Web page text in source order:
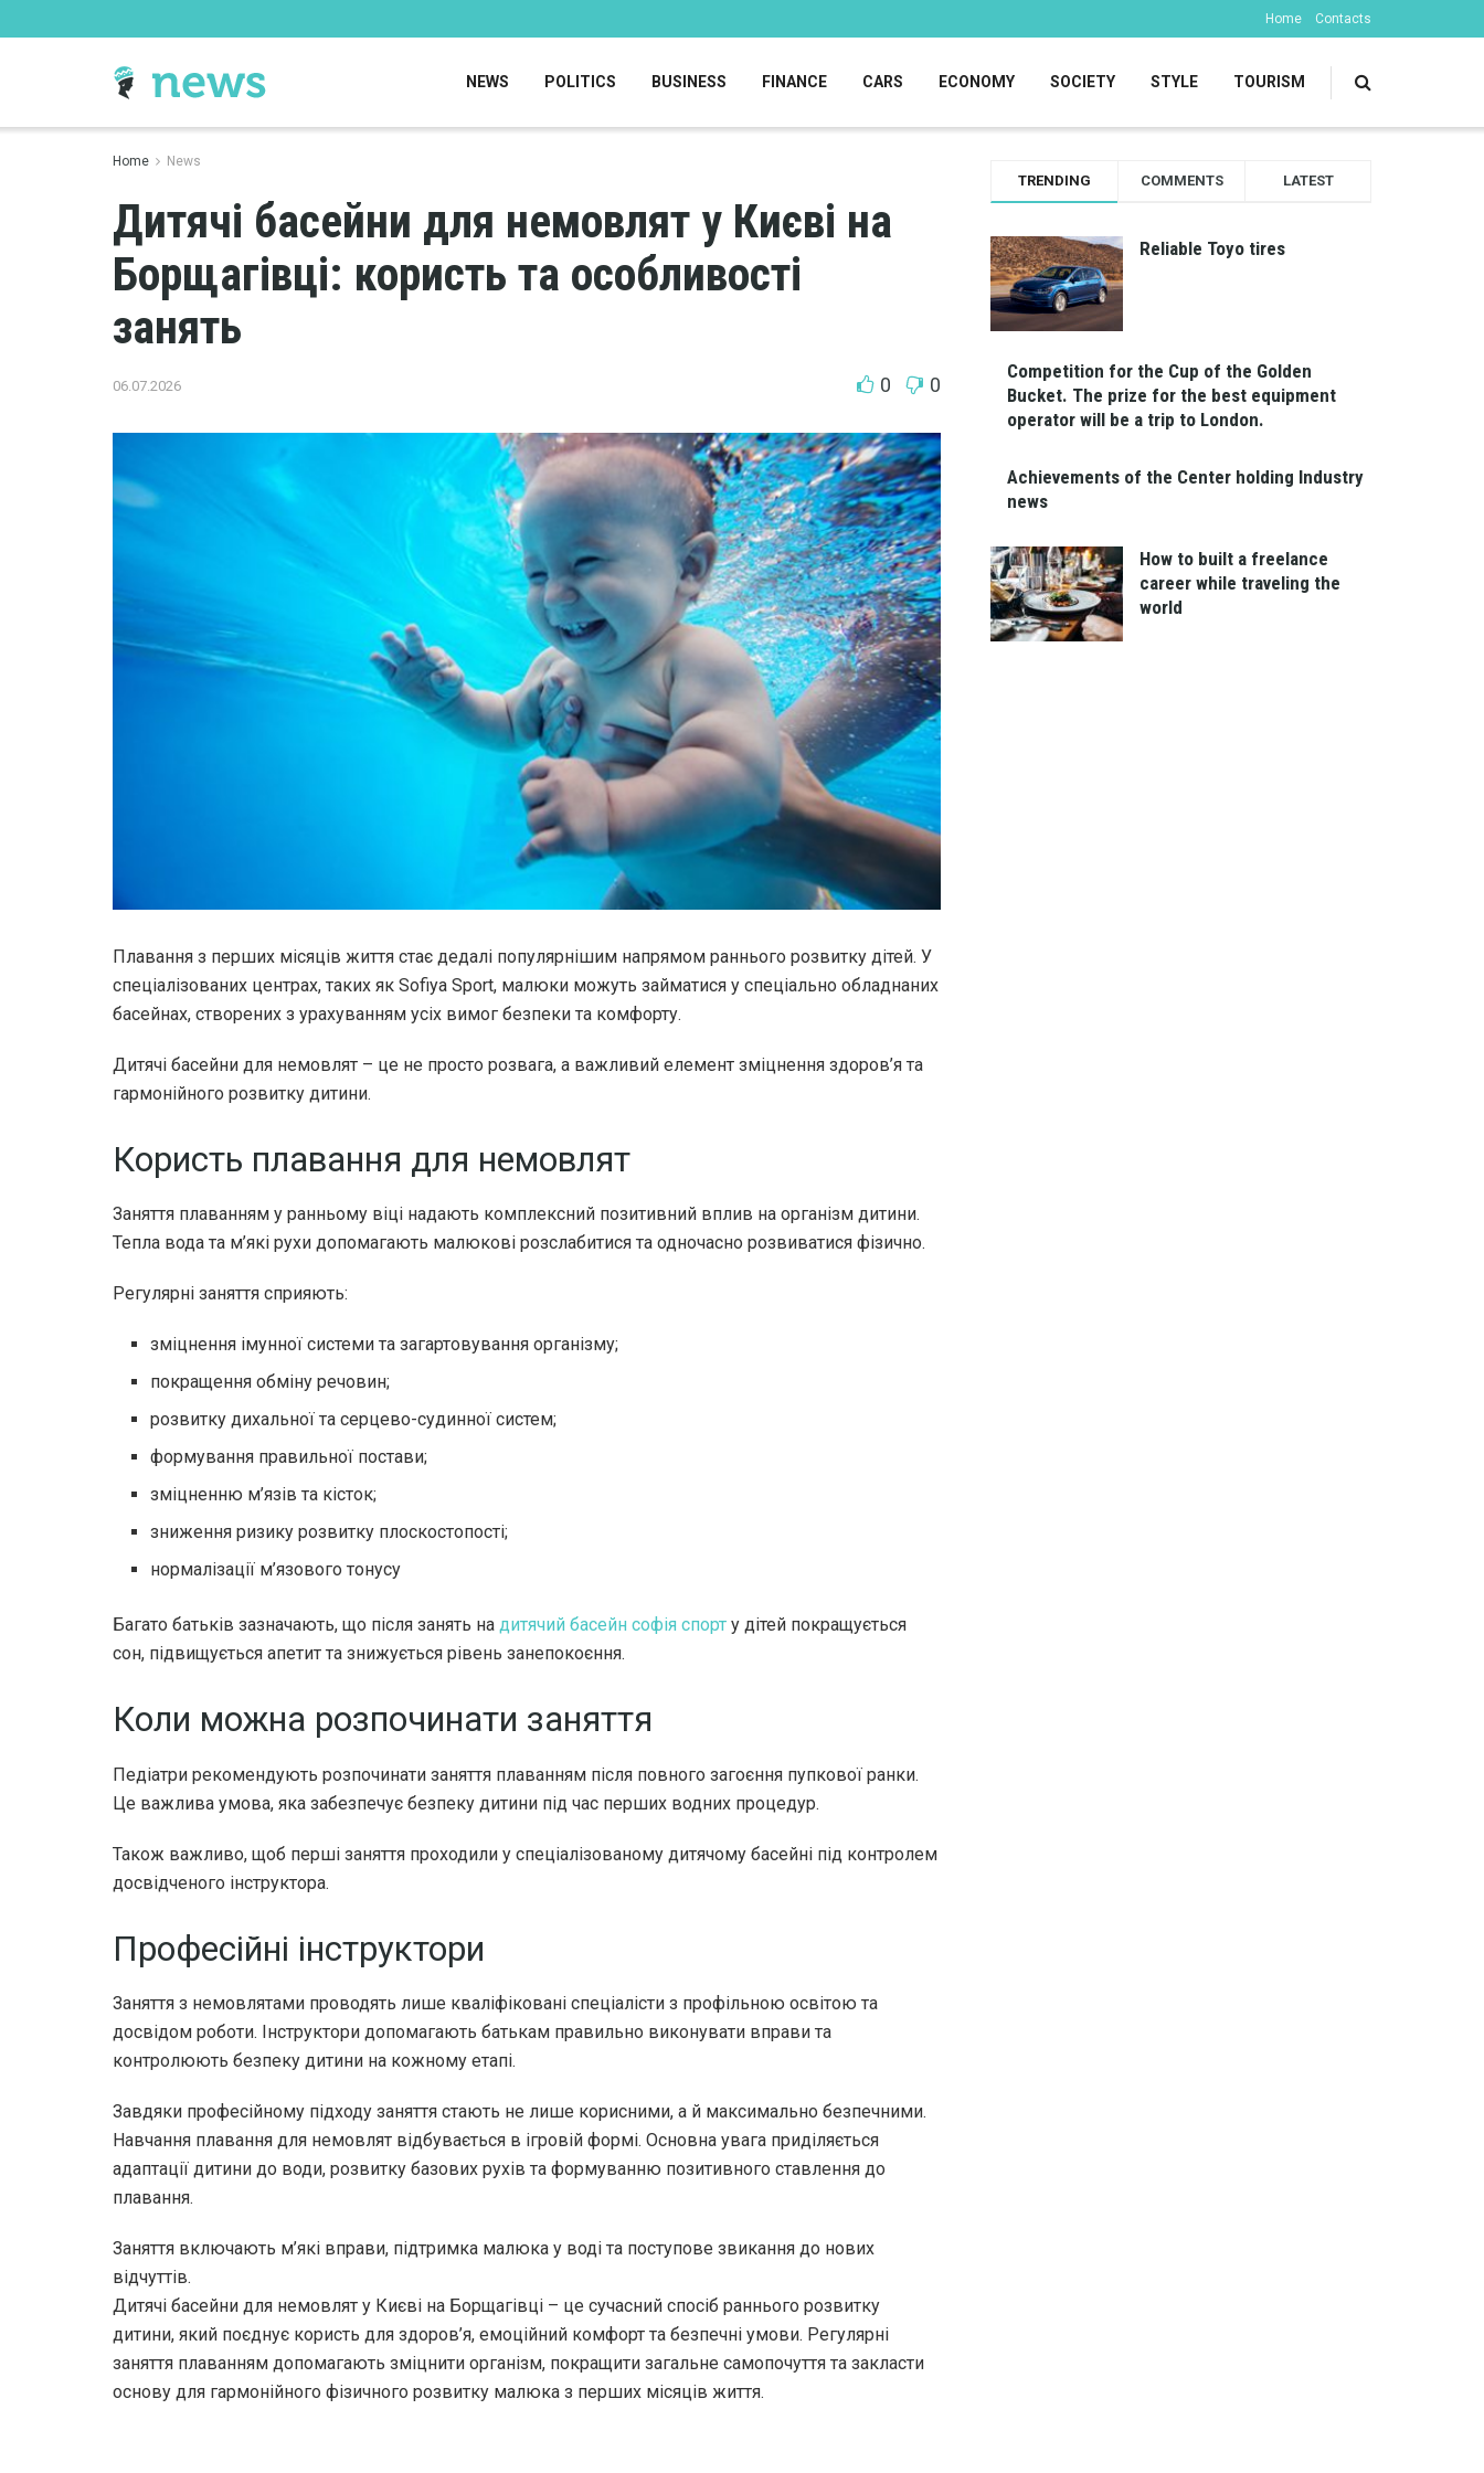
Home Contacts
NEWS POLITICS BUSINESS FINANCE CARS ECONOMY SOCIETY STYLE TOURISM
Home News
Дитячі басейни для немовлят у Києві на
Борщагівці: користь та особливості
занять
06.07.2026 0 0
Плавання з перших місяців життя стає дедалі популярнішим напрямом раннього розвитку дітей. У
спеціалізованих центрах, таких як Sofiya Sport, малюки можуть займатися у спеціально обладнаних
басейнах, створених з урахуванням усіх вимог безпеки та комфорту.
Дитячі басейни для немовлят – це не просто розвага, а важливий елемент зміцнення здоров’я та
гармонійного розвитку дитини.
Користь плавання для немовлят
Заняття плаванням у ранньому віці надають комплексний позитивний вплив на організм дитини.
Тепла вода та м’які рухи допомагають малюкові розслабитися та одночасно розвиватися фізично.
Регулярні заняття сприяють:
зміцнення імунної системи та загартовування організму;
покращення обміну речовин;
розвитку дихальної та серцево-судинної систем;
формування правильної постави;
зміцненню м’язів та кісток;
зниження ризику розвитку плоскостопості;
нормалізації м’язового тонусу
Багато батьків зазначають, що після занять на дитячий басейн софія спорт у дітей покращується
сон, підвищується апетит та знижується рівень занепокоєння.
Коли можна розпочинати заняття
Педіатри рекомендують розпочинати заняття плаванням після повного загоєння пупкової ранки.
Це важлива умова, яка забезпечує безпеку дитини під час перших водних процедур.
Також важливо, щоб перші заняття проходили у спеціалізованому дитячому басейні під контролем
досвідченого інструктора.
Професійні інструктори
Заняття з немовлятами проводять лише кваліфіковані спеціалісти з профільною освітою та
досвідом роботи. Інструктори допомагають батькам правильно виконувати вправи та
контролюють безпеку дитини на кожному етапі.
Завдяки професійному підходу заняття стають не лише корисними, а й максимально безпечними.
Навчання плавання для немовлят відбувається в ігровій формі. Основна увага приділяється
адаптації дитини до води, розвитку базових рухів та формуванню позитивного ставлення до
плавання.
Заняття включають м’які вправи, підтримка малюка у воді та поступове звикання до нових
відчуттів.
Дитячі басейни для немовлят у Києві на Борщагівці – це сучасний спосіб раннього розвитку
дитини, який поєднує користь для здоров’я, емоційний комфорт та безпечні умови. Регулярні
заняття плаванням допомагають зміцнити організм, покращити загальне самопочуття та закласти
основу для гармонійного фізичного розвитку малюка з перших місяців життя.
TRENDING COMMENTS LATEST
Reliable Toyo tires
Competition for the Cup of the Golden
Bucket. The prize for the best equipment
operator will be a trip to London.
Achievements of the Center holding Industry
news
How to built a freelance
career while traveling the
world